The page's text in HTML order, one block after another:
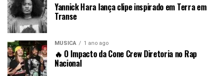
Yannick Hara lança clipe inspirado em Terra em
Transe
MÚSICA 1 ano ago
🔥 O Impacto da Cone Crew Diretoria no Rap
Nacional